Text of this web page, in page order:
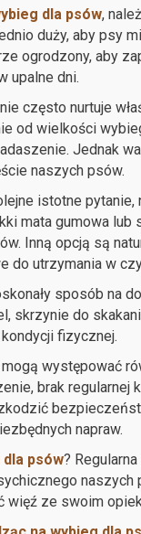
dla psów,
duży, aby psy
ogrodzony, aby
upalne dni.
często nurtuje
od wielkości
Jednak
naszych psów.
istotne
mata gumowa
Inną opcją są
do utrzymania w
sposób na
skrzynie do
fizycznej.
występować
brak regularnej
napraw.
psów?
więź ze swoim